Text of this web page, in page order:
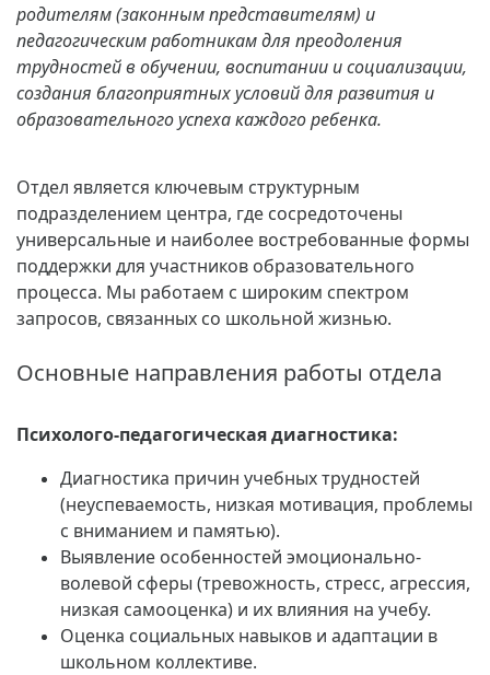
родителям (законным представителям) и
педагогическим работникам для преодоления
трудностей в обучении, воспитании и социализации,
создания благоприятных условий для развития и
образовательного успеха каждого ребенка.
Отдел является ключевым структурным
подразделением центра, где сосредоточены
универсальные и наиболее востребованные формы
поддержки для участников образовательного
процесса. Мы работаем с широким спектром
запросов, связанных со школьной жизнью.
Основные направления работы отдела
Психолого-педагогическая диагностика:
Диагностика причин учебных трудностей
(неуспеваемость, низкая мотивация, проблемы
с вниманием и памятью).
Выявление особенностей эмоционально-
волевой сферы (тревожность, стресс, агрессия,
низкая самооценка) и их влияния на учебу.
Оценка социальных навыков и адаптации в
школьном коллективе.